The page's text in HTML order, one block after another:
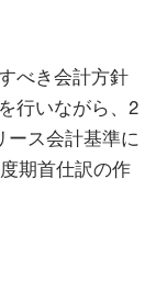
べき会計方針
行いながら、2
ース会計基準に
期首仕訳の作